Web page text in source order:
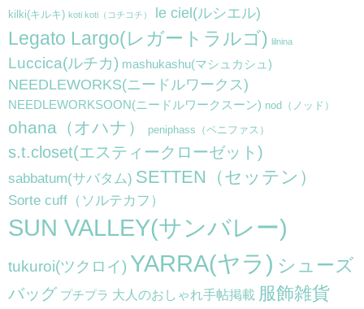
kilki(キルキ) koti koti（コチコチ） le ciel(ルシエル)
Legato Largo(レガートラルゴ) lilnina
Luccica(ルチカ) mashukashu(マシュカシュ)
NEEDLEWORKS(ニードルワークス)
NEEDLEWORKSOON(ニードルワークスーン) nod（ノッド）
ohana（オハナ） peniphass（ペニファス）
s.t.closet(エスティークローゼット)
sabbatum(サバタム) SETTEN（セッテン）
Sorte cuff（ソルテカフ）
SUN VALLEY(サンバレー)
tukuroi(ツクロイ) YARRA(ヤラ) シューズ
バッグ プチプラ 大人のおしゃれ手帖掲載 服飾雑貨